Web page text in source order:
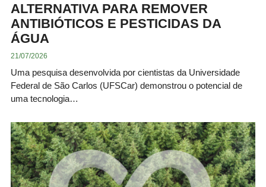
ALTERNATIVA PARA REMOVER
ANTIBIÓTICOS E PESTICIDAS DA
ÁGUA
21/07/2026
Uma pesquisa desenvolvida por cientistas da Universidade
Federal de São Carlos (UFSCar) demonstrou o potencial de
uma tecnologia…